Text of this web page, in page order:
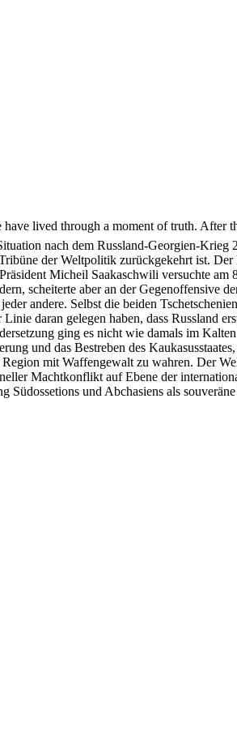
lived through a moment of truth. After
nach dem Russland-Georgien-
der Weltpolitik zurückgekehrt ist.
Micheil Saakaschwili versuchte
scheiterte aber an der Gegenoffensive
andere. Selbst die beiden
daran gelegen haben, dass Russland
ging es nicht wie damals im
und das Bestreben des
mit Waffengewalt zu wahren. Der
Machtkonflikt auf Ebene der
und Abchasiens als